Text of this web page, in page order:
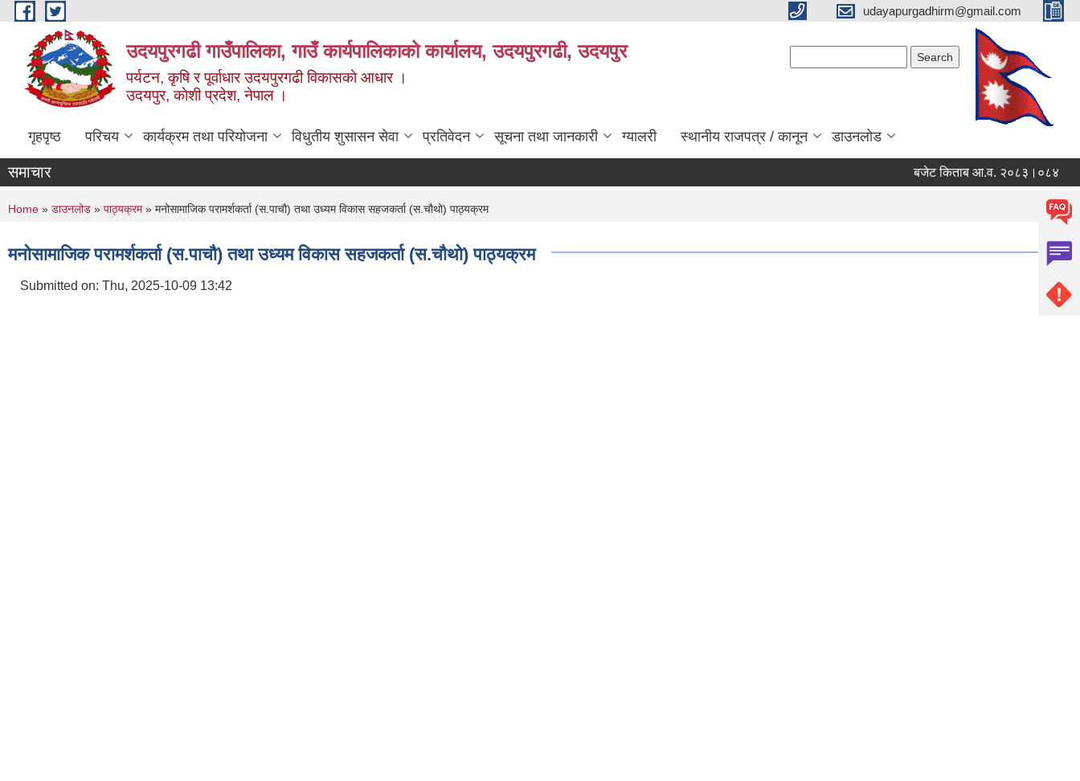
Skip to main content udayapurgadhirm@gmail.com
उदयपुरगढी गाउँपालिका, गाउँ कार्यपालिकाको कार्यालय, उदयपुरगढी, उदयपुर
पर्यटन, कृषि र पूर्वाधार उदयपुरगढी विकासकाे आधार ।
उदयपुर, काेशी प्रदेश, नेपाल ।
गृहपृष्ठ परिचय कार्यक्रम तथा परियोजना विधुतीय शुसासन सेवा प्रतिवेदन सूचना तथा जानकारी ग्यालरी स्थानीय राजपत्र / कानून डाउनलोड
समाचार बजेट किताब आ.व. २०८३।०८४
You are here
Home » डाउनलोड » पाठ्यक्रम» मनोसामाजिक परामर्शकर्ता (स.पाचौ) तथा उध्यम विकास सहजकर्ता (स.चौथो) पाठ्यक्रम
मनोसामाजिक परामर्शकर्ता (स.पाचौ) तथा उध्यम विकास सहजकर्ता (स.चौथो) पाठ्यक्रम
Submitted on: Thu, 2025-10-09 13:42